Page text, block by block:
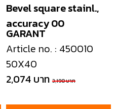
GARANT
Bevel square stainl.,
accuracy 00
Article no. : 450010
50X40
2,074 บาท 3,190 บาท